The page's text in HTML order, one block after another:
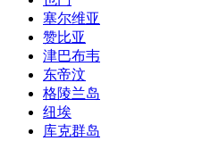
塞尔维亚
赞比亚
津巴布韦
东帝汶
格陵兰岛
纽埃
库克群岛